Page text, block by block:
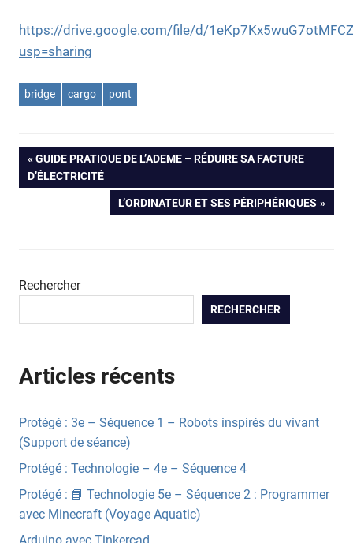
https://drive.google.com/file/d/
usp=sharing
bridge cargo pont
Navigation
PREVIOUS
POST:
GUIDE PRATIQUE DE L’ADEME – RÉDUIRE SA FACTURE
D’ÉLECTRICITÉ
NEXT
POST:
L’ORDINATEUR ET SES PÉRIPHÉRIQUES
Rechercher
RECHERCHER
Articles récents
Protégé : 3e – Séquence 1 – Robots inspirés du vivant
(Support de séance)
Protégé : Technologie – 4e – Séquence 4
Protégé : 📘 Technologie 5e – Séquence 2 : Programmer
avec Minecraft (Voyage Aquatic)